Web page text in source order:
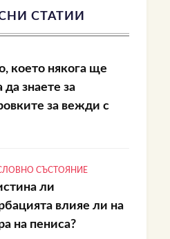
СТАТИИ
което някога ще
да знаете за
за вежди с
СЪСТОЯНИЕ
ли
влияе ли на
на пениса?